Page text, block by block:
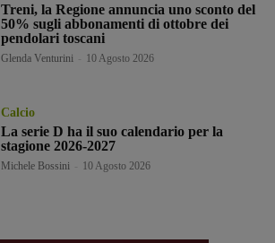
Treni, la Regione annuncia uno sconto del
50% sugli abbonamenti di ottobre dei
pendolari toscani
Glenda Venturini 10 Agosto 2026
Calcio
La serie D ha il suo calendario per la
stagione 2026-2027
Michele Bossini 10 Agosto 2026